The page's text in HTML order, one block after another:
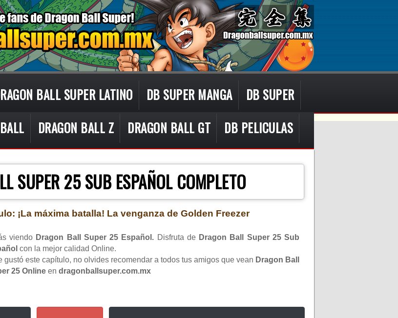
BALL SUPER LATINO DB SUPER MANGA
DB SUPER
DRAGON BALL Z DRAGON BALL GT
DB PELICULAS
TECNOLOGÍA DEBLOGGER.
SUPER 25 SUB ESPAÑOL COMPLETO
¡La máxima batalla! La venganza de Golden Freezer
viendo Dragon Ball Super 25 Español. Disfruta de Dragon Ball Super 25 Sub
con la mejor calidad Online.
gustó este capítulo, no olvides recomendar a todos tus amigos que vean Dragon Ball
25 Online en dragonballsuper.com.mx